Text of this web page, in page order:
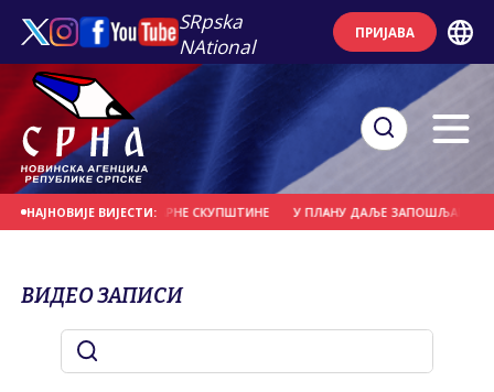
SRpska
NAtional
ПРИЈАВА
НАЈНОВИЈЕ ВИЈЕСТИ:
СТАВ ПАРЛАМЕНТАРНЕ СКУПШТИНЕ У ПЛАНУ ДАЉЕ ЗАПОШЉАВАЊЕ
ВИДЕО ЗАПИСИ